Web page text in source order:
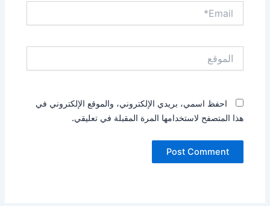
احفظ اسمي، بريدي الإلكتروني، والموقع الإلكتروني في
هذا المتصفح لاستخدامها المرة المقبلة في تعليقي.